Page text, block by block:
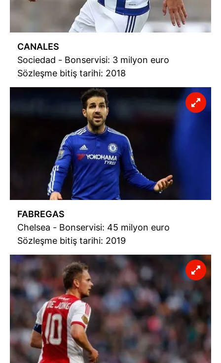
CANALES
Sociedad - Bonservisi: 3 milyon euro
Sözleşme bitiş tarihi: 2018
FABREGAS
Chelsea - Bonservisi: 45 milyon euro
Sözleşme bitiş tarihi: 2019